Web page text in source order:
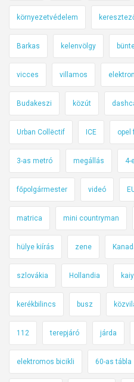
környezetvédelem
Barkas kelenvölgy
vicces villamos
Budakeszi közút
Urban Collëctif ICE opel
3-as metró megállás 4-
főpolgármester videó
matrica mini countryman
hülye kiírás zene
szlovákia Hollandia
kerékbilincs busz
112 terepjáró járda
elektromos bicikli 60-as tábla